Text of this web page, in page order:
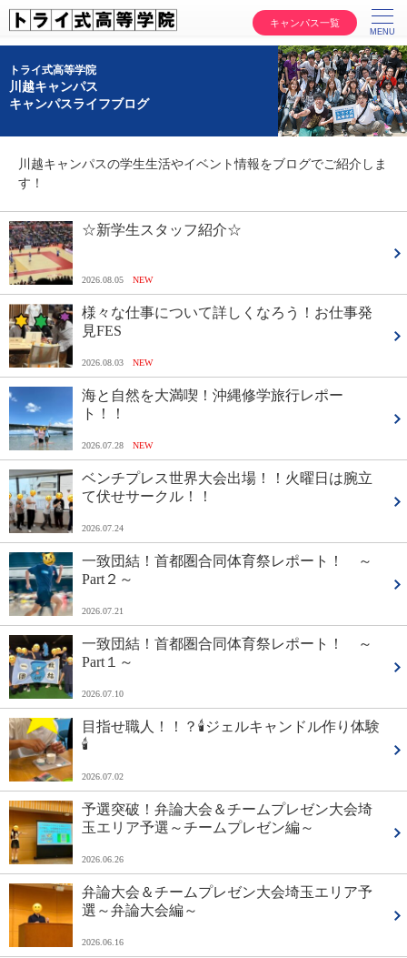
キャンパス一覧
トライ式高等学院
川越キャンパス
キャンパスライフブログ
川越キャンパスの学生生活やイベント情報をブログでご紹介しま
す！
☆新学生スタッフ紹介☆
2026.08.05 NEW
様々な仕事について詳しくなろう！お仕事発
見FES
2026.08.03 NEW
海と自然を大満喫！沖縄修学旅行レポー
ト！！
2026.07.28 NEW
ベンチプレス世界大会出場！！火曜日は腕立
て伏せサークル！！
2026.07.24
一致団結！首都圏合同体育祭レポート！ ～
Part２～
2026.07.21
一致団結！首都圏合同体育祭レポート！ ～
Part１～
2026.07.10
目指せ職人！！？🕯ジェルキャンドル作り体験
🕯
2026.07.02
予選突破！弁論大会＆チームプレゼン大会埼
玉エリア予選～チームプレゼン編～
2026.06.26
弁論大会＆チームプレゼン大会埼玉エリア予
選～弁論大会編～
2026.06.16